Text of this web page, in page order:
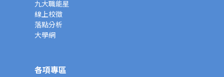
九大職能星
線上校徵
落點分析
大學網
各項專區